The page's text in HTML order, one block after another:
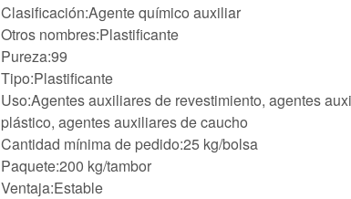
Clasificación:Agente químico auxiliar
Otros nombres:Plastificante
Pureza:99
Tipo:Plastificante
Uso:Agentes auxiliares de revestimiento, agentes
plástico, agentes auxiliares de caucho
Cantidad mínima de pedido:25 kg/bolsa
Paquete:200 kg/tambor
Ventaja:Estable